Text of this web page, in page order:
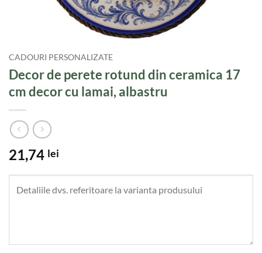
CADOURI PERSONALIZATE
Decor de perete rotund din ceramica 17
cm decor cu lamai, albastru
21,74 lei